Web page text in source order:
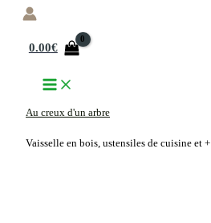
Aller
0.00€
Au creux d'un arbre
Vaisselle en bois, ustensiles de cuisine et +